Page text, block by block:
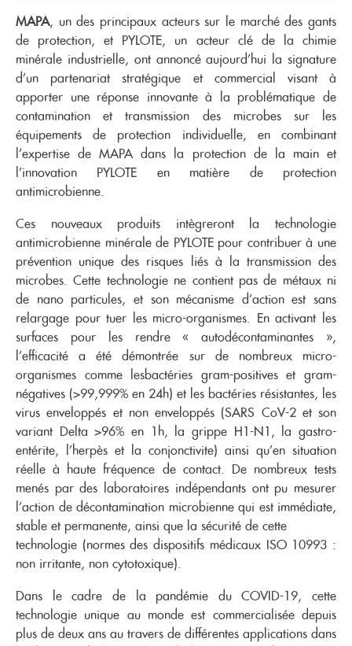
MAPA, un des principaux acteurs sur le marché des gants
de protection, et PYLOTE, un acteur clé de la chimie
minérale industrielle, ont annoncé aujourd’hui la signature
d’un partenariat stratégique et commercial visant à
apporter une réponse innovante à la problématique de
contamination et transmission des microbes sur les
équipements de protection individuelle, en combinant
l’expertise de MAPA dans la protection de la main et
l’innovation PYLOTE en matière de protection
antimicrobienne.
Ces nouveaux produits intègreront la technologie
antimicrobienne minérale de PYLOTE pour contribuer à une
prévention unique des risques liés à la transmission des
microbes. Cette technologie ne contient pas de métaux ni
de nano particules, et son mécanisme d’action est sans
relargage pour tuer les micro-organismes. En activant les
surfaces pour les rendre « autodécontaminantes »,
l’efficacité a été démontrée sur de nombreux micro-
organismes comme lesbactéries gram-positives et gram-
négatives (>99,999% en 24h) et les bactéries résistantes, les
virus enveloppés et non enveloppés (SARS CoV-2 et son
variant Delta >96% en 1h, la grippe H1-N1, la gastro-
entérite, l’herpès et la conjonctivite) ainsi qu’en situation
réelle à haute fréquence de contact. De nombreux tests
menés par des laboratoires indépendants ont pu mesurer
l’action de décontamination microbienne qui est immédiate,
stable et permanente, ainsi que la sécurité de cette
technologie (normes des dispositifs médicaux ISO 10993 :
non irritante, non cytotoxique).
Dans le cadre de la pandémie du COVID-19, cette
technologie unique au monde est commercialisée depuis
plus de deux ans au travers de différentes applications dans